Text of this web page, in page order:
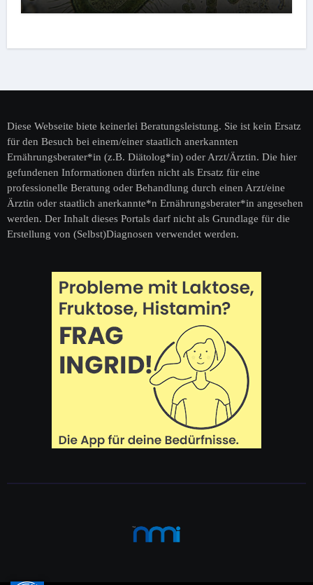
Diese Webseite biete keinerlei Beratungsleistung. Sie ist kein Ersatz
für den Besuch bei einem/einer staatlich anerkannten
Ernährungsberater*in (z.B. Diätolog*in) oder Arzt/Ärztin. Die hier
gefundenen Informationen dürfen nicht als Ersatz für eine
professionelle Beratung oder Behandlung durch einen Arzt/eine
Ärztin oder staatlich anerkannte*n Ernährungsberater*in angesehen
werden. Der Inhalt dieses Portals darf nicht als Grundlage für die
Erstellung von (Selbst)Diagnosen verwendet werden.